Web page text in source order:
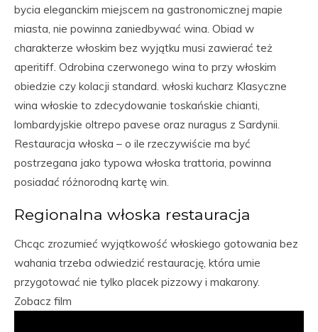
bycia eleganckim miejscem na gastronomicznej mapie
miasta, nie powinna zaniedbywać wina. Obiad w
charakterze włoskim bez wyjątku musi zawierać też
aperitiff. Odrobina czerwonego wina to przy włoskim
obiedzie czy kolacji standard. włoski kucharz Klasyczne
wina włoskie to zdecydowanie toskańskie chianti,
lombardyjskie oltrepo pavese oraz nuragus z Sardynii.
Restauracja włoska – o ile rzeczywiście ma być
postrzegana jako typowa włoska trattoria, powinna
posiadać różnorodną kartę win.
Regionalna włoska restauracja
Chcąc zrozumieć wyjątkowość włoskiego gotowania bez
wahania trzeba odwiedzić restaurację, która umie
przygotować nie tylko placek pizzowy i makarony.
Zobacz film